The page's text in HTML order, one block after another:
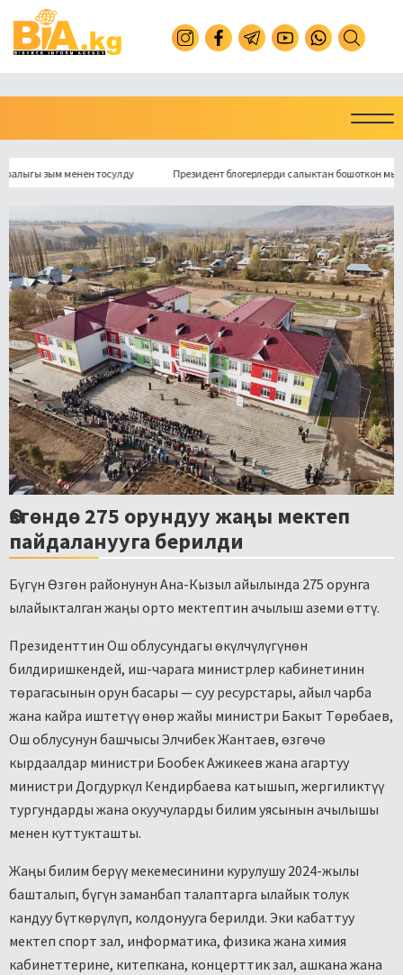
зым менен тосулду Президент блогерлерди салыктан бошоткон мыйзамга
Өзгөндө 275 орундуу жаңы мектеп
пайдаланууга берилди
Бүгүн Өзгөн районунун Ана-Кызыл айылында 275 орунга
ылайыкталган жаңы орто мектептин ачылыш аземи өттү.
Президенттин Ош облусундагы өкүлчүлүгүнөн
билдиришкендей, иш-чарага министрлер кабинетинин
төрагасынын орун басары — суу ресурстары, айыл чарба
жана кайра иштетүү өнөр жайы министри Бакыт Төрөбаев,
Ош облусунун башчысы Элчибек Жантаев, өзгөчө
кырдаалдар министри Бообек Ажикеев жана агартуу
министри Догдуркүл Кендирбаева катышып, жергиликтүү
тургундарды жана окуучуларды билим уясынын ачылышы
менен куттукташты.
Жаңы билим берүү мекемесинини курулушу 2024-жылы
башталып, бүгүн заманбап талаптарга ылайык толук
кандуу бүткөрүлүп, колдонууга берилди. Эки кабаттуу
мектеп спорт зал, информатика, физика жана химия
кабинеттерине, китепкана, концерттик зал, ашкана жана